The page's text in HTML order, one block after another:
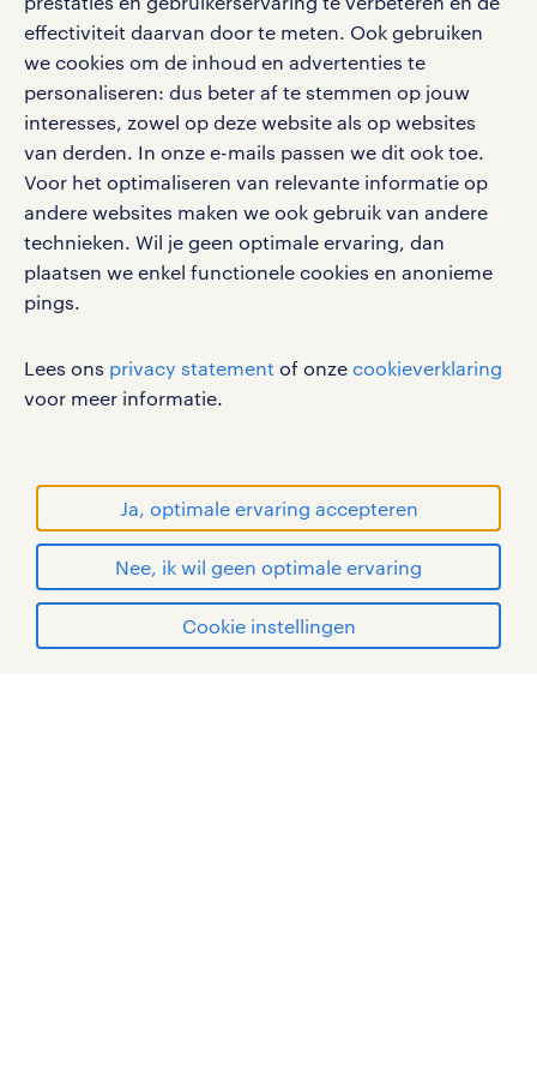
effectiviteit daarvan door te meten. Ook gebruiken
we cookies om de inhoud en advertenties te
personaliseren: dus beter af te stemmen op jouw
interesses, zowel op deze website als op websites
van derden. In onze e-mails passen we dit ook toe.
Voor het optimaliseren van relevante informatie op
andere websites maken we ook gebruik van andere
technieken. Wil je geen optimale ervaring, dan
plaatsen we enkel functionele cookies en anonieme
pings.
Lees ons privacy statement of onze cookieverklaring
voor meer informatie.
Ja, optimale ervaring accepteren
Nee, ik wil geen optimale ervaring
Cookie instellingen
Volg ons voor de leukste content omtrent
vacatures, solliciteren en inspiratie.
werken bij randstad
gebruikersvoorwaarden
privacystatement
cookies
handelsmerken van Randstad N.V.
© Randstad 2026